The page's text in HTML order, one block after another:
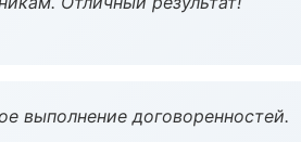
выполнение договоренностей.